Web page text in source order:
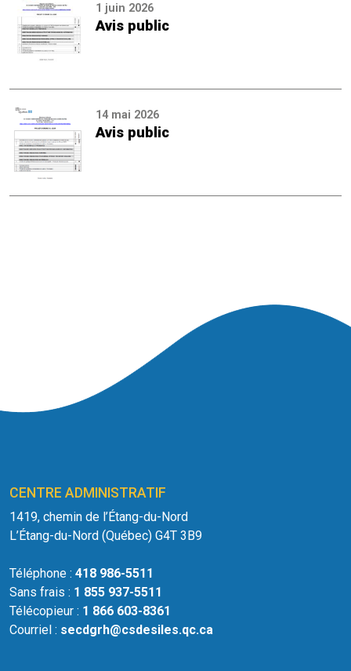
1 juin 2026
Avis public
14 mai 2026
Avis public
CENTRE ADMINISTRATIF
1419, chemin de l’Étang-du-Nord
L’Étang-du-Nord (Québec) G4T 3B9
Téléphone : 418 986-5511
Sans frais : 1 855 937-5511
Télécopieur : 1 866 603-8361
Courriel : secdgrh@csdesiles.qc.ca